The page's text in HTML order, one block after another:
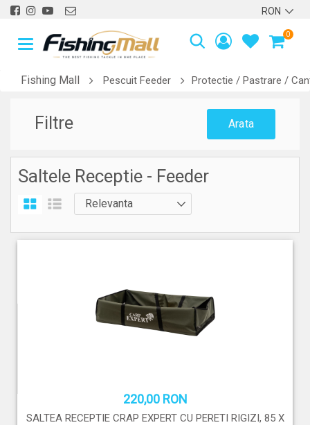
0
Fishing Mall Pescuit Feeder Protectie / Pastrare /
Filtre Arata
Saltele Receptie - Feeder
220,00 RON
SALTEA RECEPTIE CRAP EXPERT CU PERETI RIGIZI, 85 X